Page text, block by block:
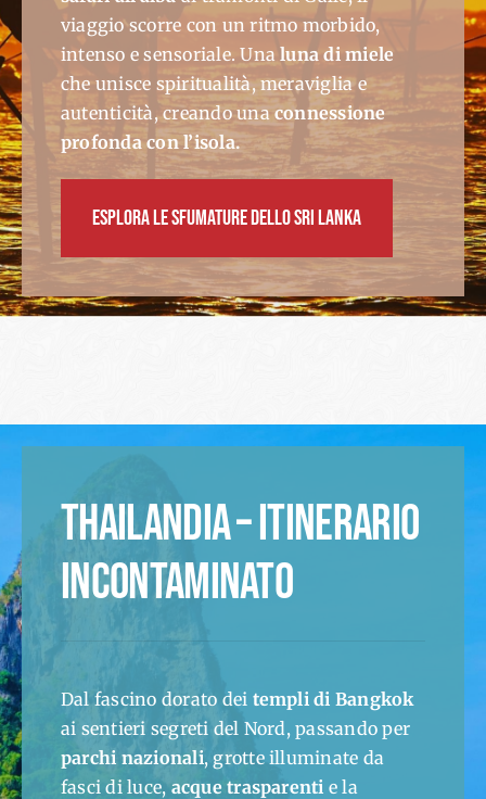
viaggio scorre con un ritmo morbido,
intenso e sensoriale. Unaluna di miele
che unisce spiritualità, meraviglia e
autenticità, creando unaconnessione
profonda con l’isola.
ESPLORA LE SFUMATURE DELLO SRI LANKA
THAILANDIA – ITINERARIO
INCONTAMINATO
Dal fascino dorato dei templi di Bangkok
ai sentieri segreti del Nord, passando per
parchi nazionali, grotte illuminate da
fasci di luce,acque trasparenti e la